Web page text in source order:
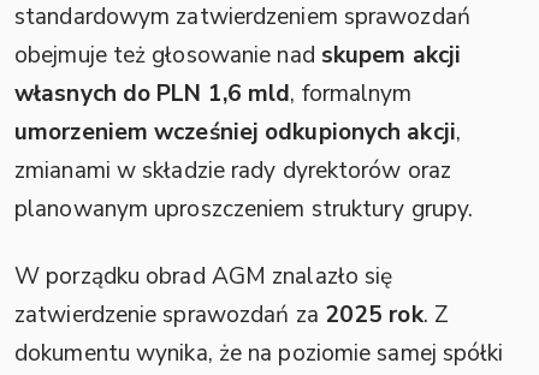
standardowym zatwierdzeniem sprawozdań
obejmuje też głosowanie nad skupem akcji
własnych do PLN 1,6 mld, formalnym
umorzeniem wcześniej odkupionych akcji,
zmianami w składzie rady dyrektorów oraz
planowanym uproszczeniem struktury grupy.
W porządku obrad AGM znalazło się
zatwierdzenie sprawozdań za 2025 rok. Z
dokumentu wynika, że na poziomie samej spółki